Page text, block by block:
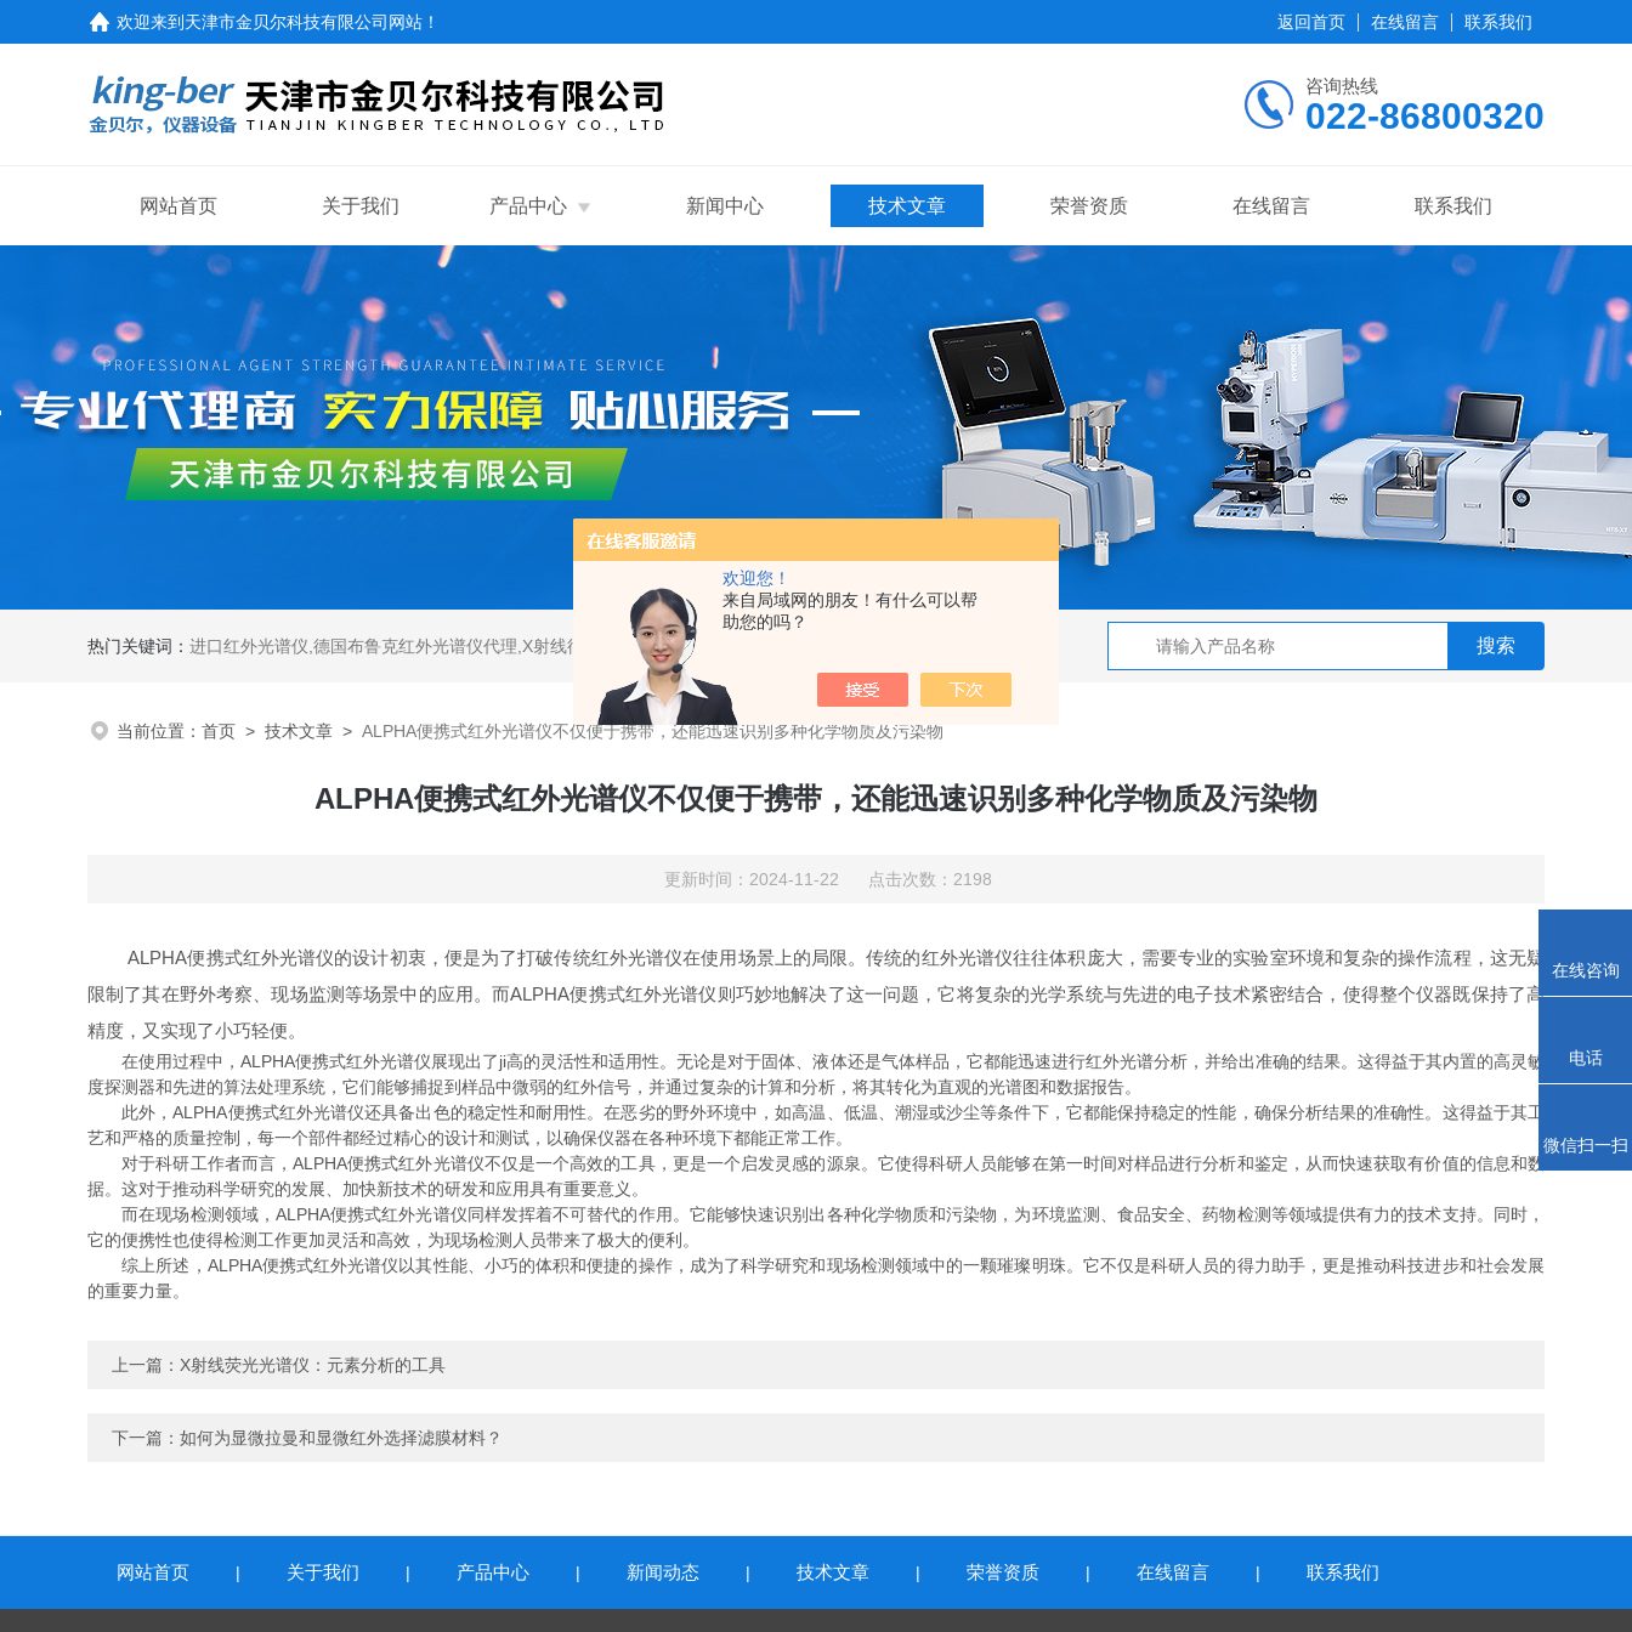
欢迎您！
来自局域网的朋友！有什么可以帮
助您的吗？
欢迎来到 天津市金贝尔科技有限公司网站 ！ 返回首页 在线留言 联系我们
咨询热线
022-86800320
网站首页 关于我们 产品中心 新闻中心 技术文章 荣誉资质 在线留言 联系我们
热门关键词： 进口红外光谱仪 德国布鲁克红外光谱仪代理 X射线衍射仪 马尔文帕纳科激光粒度仪
当前位置： 首页 > 技术文章 > ALPHA便携式红外光谱仪不仅便于携带，还能迅速识别多种化学物质及污染物
ALPHA便携式红外光谱仪不仅便于携带，还能迅速识别多种化学物质及污染物
更新时间：2024-11-22 点击次数：2198
ALPHA便携式红外光谱仪的设计初衷，便是为了打破传统红外光谱仪在使用场景上的局限。传统的红外光谱仪往往体积庞大，需要专业的实验室环境和复杂的操作流程，这无疑
限制了其在野外考察、现场监测等场景中的应用。而ALPHA便携式红外光谱仪则巧妙地解决了这一问题，它将复杂的光学系统与先进的电子技术紧密结合，使得整个仪器既保持了高
精度，又实现了小巧轻便。
在使用过程中，ALPHA便携式红外光谱仪展现出了ji高的灵活性和适用性。无论是对于固体、液体还是气体样品，它都能迅速进行红外光谱分析，并给出准确的结果。这得益于其内置的高灵敏
度探测器和先进的算法处理系统，它们能够捕捉到样品中微弱的红外信号，并通过复杂的计算和分析，将其转化为直观的光谱图和数据报告。
此外，ALPHA便携式红外光谱仪还具备出色的稳定性和耐用性。在恶劣的野外环境中，如高温、低温、潮湿或沙尘等条件下，它都能保持稳定的性能，确保分析结果的准确性。这得益于其工
艺和严格的质量控制，每一个部件都经过精心的设计和测试，以确保仪器在各种环境下都能正常工作。
对于科研工作者而言，ALPHA便携式红外光谱仪不仅是一个高效的工具，更是一个启发灵感的源泉。它使得科研人员能够在第一时间对样品进行分析和鉴定，从而快速获取有价值的信息和数
据。这对于推动科学研究的发展、加快新技术的研发和应用具有重要意义。
而在现场检测领域，ALPHA便携式红外光谱仪同样发挥着不可替代的作用。它能够快速识别出各种化学物质和污染物，为环境监测、食品安全、药物检测等领域提供有力的技术支持。同时，
它的便携性也使得检测工作更加灵活和高效，为现场检测人员带来了极大的便利。
综上所述，ALPHA便携式红外光谱仪以其性能、小巧的体积和便捷的操作，成为了科学研究和现场检测领域中的一颗璀璨明珠。它不仅是科研人员的得力助手，更是推动科技进步和社会发展
的重要力量。
上一篇： X射线荧光光谱仪：元素分析的工具
下一篇： 如何为显微拉曼和显微红外选择滤膜材料？
网站首页 | 关于我们 | 产品中心 | 新闻动态 | 技术文章 | 荣誉资质 | 在线留言 | 联系我们
在线咨询
电话
微信扫一扫